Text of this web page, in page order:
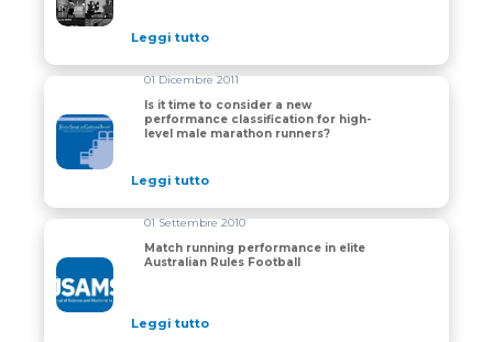
Leggi tutto
Is it time to consider a new performance
01 Dicembre 2011
Is it time to consider a new
performance classification for high-
level male marathon runners?
Leggi tutto
Match running performance in elite Australian Rules
01 Settembre 2010
Match running performance in elite
Australian Rules Football
Leggi tutto